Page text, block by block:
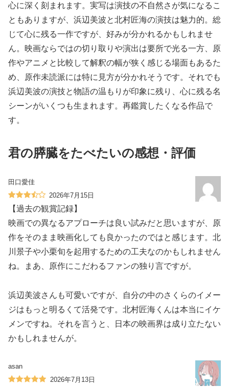
心に深く刻まれます。実写は演技の不自然さが気になるこ
ともありますが、浜辺美波と北村匠海の演技は魅力的。総
じて心に残る一作ですが、好みが分かれるかもしれませ
ん。映画ならではの切り取りや演出は要所で光る一方、原
作やアニメと比較して解釈の幅が狭く感じる場面もあるた
め、原作未読派には特に見方が分かれそうです。それでも
浜辺美波の演技と物語の温もりが印象に残り、心に残る名
シーンがいくつも生まれます。再鑑賞したくなる作品で
す。
君の膵臓をたべたいの感想・評価
田口愛佳
2026年7月15日
【過去の観賞記録】
映画での異なるアプローチは良い試みだと思いますが、原
作をそのまま映画化しても良かったのではと感じます。北
川景子や小栗旬を起用するための工夫なのかもしれません
ね。まあ、原作にこだわるファンの独り言ですが。
浜辺美波さんも可愛いですが、自分の中のさくらのイメー
ジはもっと明るくて活発です。北村匠海くんは本当にイケ
メンですね。それを言うと、日本の映画界は成り立たない
かもしれませんが。
asan
2026年7月13日